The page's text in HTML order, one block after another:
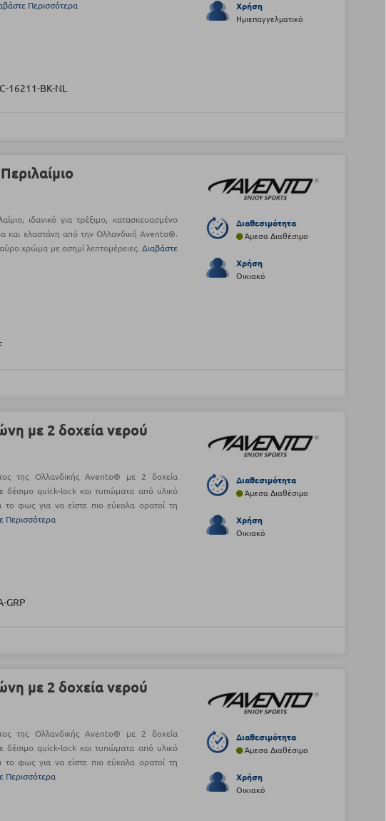
Περισσότερα
16211-BK-NL
Χρήση
Ημιεπαγγελματικό
ιδανικό για τρέξιμο, κατασκευασμένο
και ελαστάνη από την Ολλανδική Avento®.
χρώμα με ασημί λεπτομέρειες. Διαβάστε
Διαθεσιμότητα
Άμεσα Διαθέσιμο
Χρήση
Οικιακό
με 2 δοχεία νερού
της Ολλανδικής Avento® με 2 δοχεία
δέσιμο quick-lock και τυπώματα από υλικό
το φως για να είστε πιο εύκολα ορατοί τη
Περισσότερα
GRP
Διαθεσιμότητα
Άμεσα Διαθέσιμο
Χρήση
Οικιακό
με 2 δοχεία νερού
της Ολλανδικής Avento® με 2 δοχεία
δέσιμο quick-lock και τυπώματα από υλικό
το φως για να είστε πιο εύκολα ορατοί τη
Περισσότερα
Διαθεσιμότητα
Άμεσα Διαθέσιμο
Χρήση
Οικιακό